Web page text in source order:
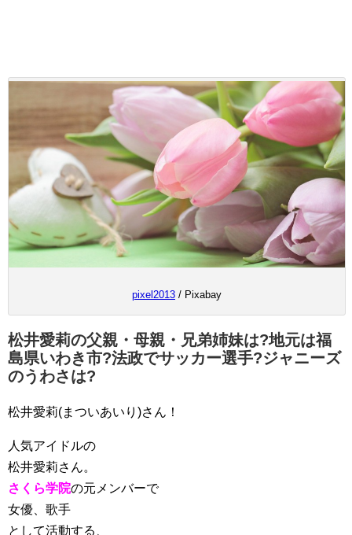
pixel2013 / Pixabay
松井愛莉の父親・母親・兄弟姉妹は?地元は福
島県いわき市?法政でサッカー選手?ジャニーズ
のうわさは?
松井愛莉(まついあいり)さん！
人気アイドルの
松井愛莉さん。
さくら学院の元メンバーで
女優、歌手
として活動する、